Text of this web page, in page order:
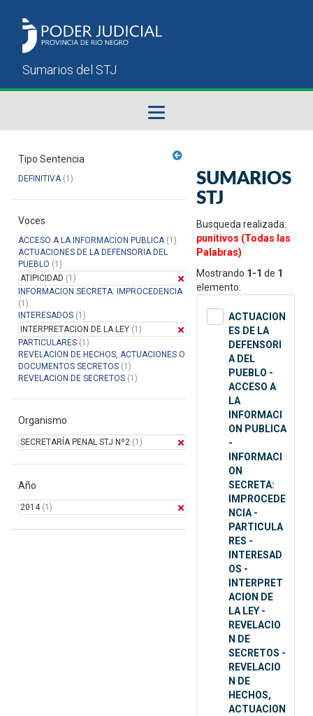
Sumarios del STJ
Manual del Usuario
Tipo Sentencia
DEFINITIVA(1)
Voces
ACCESO A LA INFORMACION PUBLICA(1)
ACTUACIONES DE LA DEFENSORIA DEL
PUEBLO (1)
ATIPICIDAD (1)
INFORMACION SECRETA: IMPROCEDENCIA
(1)
INTERESADOS (1)
INTERPRETACION DE LA LEY (1)
PARTICULARES (1)
REVELACION DE HECHOS, ACTUACIONES O
DOCUMENTOS SECRETOS (1)
REVELACION DE SECRETOS (1)
Organismo
SECRETARÍA PENAL STJ Nº2 (1)
Año
2014(1)
SUMARIOS
STJ
Busqueda realizada:
punitivos (Todas las
Palabras)
Mostrando 1-1 de 1
elemento.
ACTUACION
ES DE LA
DEFENSORI
A DEL
PUEBLO -
ACCESO A
LA
INFORMACI
ON PUBLICA
-
INFORMACI
ON
SECRETA:
IMPROCEDE
NCIA -
PARTICULA
RES -
INTERESAD
OS -
INTERPRET
ACION DE
LA LEY -
REVELACIO
N DE
SECRETOS -
REVELACIO
N DE
HECHOS,
ACTUACION